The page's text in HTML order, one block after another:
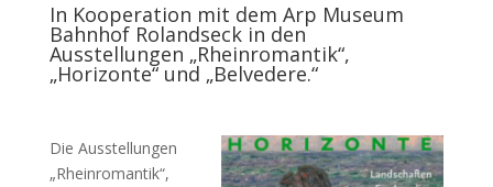
In Kooperation mit dem Arp Museum
Bahnhof Rolandseck in den
Ausstellungen „Rheinromantik“,
„Horizonte“ und „Belvedere.“
Die Ausstellungen
„Rheinromantik“,